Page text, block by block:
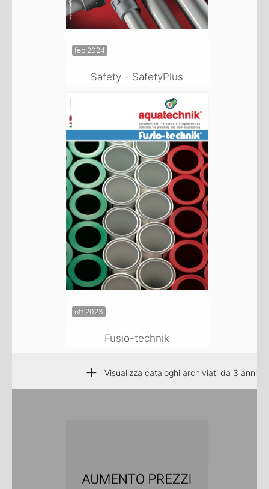
feb 2024
Safety - SafetyPlus
ott 2023
Fusio-technik
+ Visualizza cataloghi archiviati da 3 anni